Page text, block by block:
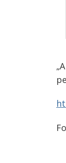
„A